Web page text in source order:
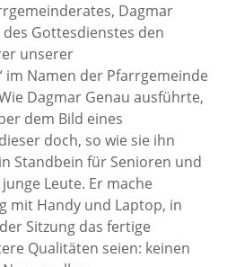
Dagmar
Gottesdienstes den
unserer
im Namen der Pfarrgemeinde
Dagmar Genau ausführte,
dem Bild eines
doch, so wie sie ihn
Standbein für Senioren und
Leute. Er mache
mit Handy und Laptop, in
Sitzung das fertige
Qualitäten seien: keinen